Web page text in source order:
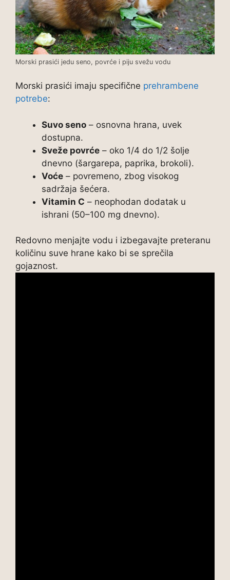
Morski prasići jedu seno, povrće i piju svežu vodu
Morski prasići imaju specifične prehrambene
potrebe:
Suvo seno – osnovna hrana, uvek
dostupna.
Sveže povrće – oko 1/4 do 1/2 šolje
dnevno (šargarepa, paprika, brokoli).
Voće – povremeno, zbog visokog
sadržaja šećera.
Vitamin C – neophodan dodatak u
ishrani (50–100 mg dnevno).
Redovno menjajte vodu i izbegavajte preteranu
količinu suve hrane kako bi se sprečila
gojaznost.